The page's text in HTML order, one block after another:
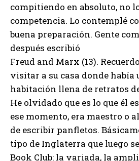
compitiendo en absoluto, no
competencia. Lo contemplé
buena preparación. Gente
después escribió
Freud and Marx (13).
visitar a su casa donde había
habitación llena de retratos
He olvidado que es lo que él
ese momento, era maestro o
de escribir panfletos.
tipo de Inglaterra que luego
Book Club: la variada, la